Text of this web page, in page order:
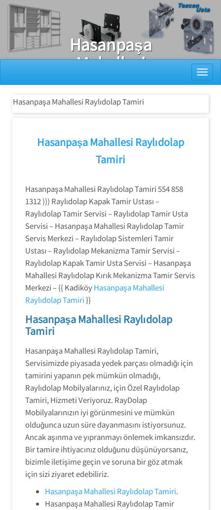
Ray Dolap Tamiri
Hasanpaşa
Mahallesi
Raylıdolap
Tamiri
Hasanpaşa Mahallesi Raylıdolap Tamiri
Hasanpaşa Mahallesi Raylıdolap
Tamiri
Hasanpaşa Mahallesi Raylıdolap Tamiri 554 858
1312 ))) Raylıdolap Kapak Tamir Ustası –
Raylıdolap Tamir Servisi – Raylıdolap Tamir Usta
Servisi – Hasanpaşa Mahallesi Raylıdolap Tamir
Servis Merkezi – Raylıdolap Sistemleri Tamir
Ustası – Raylıdolap Mekanizma Tamir Servisi –
Raylıdolap Kapak Tamir Usta Servisi – Hasanpaşa
Mahallesi Raylıdolap Kırık Mekanizma Tamir Servis
Merkezi – {{ KadiköyHasanpaşa Mahallesi
Raylıdolap Tamiri}}
Hasanpaşa Mahallesi Raylıdolap
Tamiri
Hasanpaşa Mahallesi Raylıdolap Tamiri,
Servisimizde piyasada yedek parçası olmadığı için
tamirini yapanın pek mümkün olmadığı,
Raylıdolap Mobilyalarınız, için Özel Raylıdolap
Tamiri, Hizmeti Veriyoruz. RayDolap
Mobilyalarınızın iyi görünmesini ve mümkün
olduğunca uzun süre dayanmasını istiyorsunuz.
Ancak aşınma ve yıpranmayı önlemek imkansızdır.
Bir tamire ihtiyacınız olduğunu düşünüyorsanız,
bizimle iletişime geçin ve soruna bir göz atmak
için sizi ziyaret edebiliriz.
Hasanpaşa Mahallesi Raylıdolap Tamiri.
Hasanpaşa Mahallesi Raylıdolap Tamir